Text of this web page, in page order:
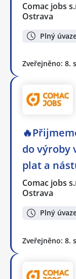
Comac jobs
Ostrava
Plný
Zveřejněno: 8.
do výroby
plat a
Comac jobs
Ostrava
Plný
Zveřejněno: 8.